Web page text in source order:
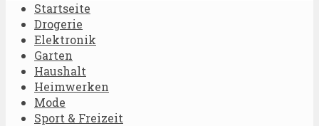
Startseite
Drogerie
Elektronik
Garten
Haushalt
Heimwerken
Mode
Sport & Freizeit